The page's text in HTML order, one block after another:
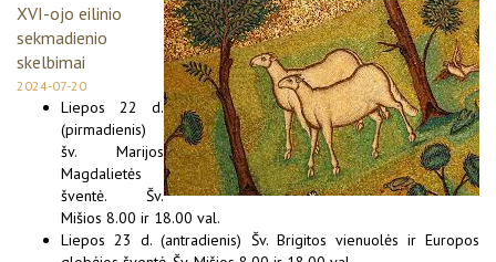
XVI-ojo eilinio
sekmadienio
skelbimai
2024-07-20
Liepos 22 d.
(pirmadienis)
šv. Marijos
Magdalietės
šventė. Šv.
Mišios 8.00 ir 18.00 val.
Liepos 23 d. (antradienis) Šv. Brigitos vienuolės ir Europos